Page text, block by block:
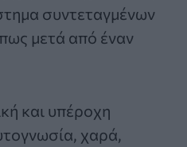
συντεταγμένων
μετά από έναν
και υπέροχη
χαρά,